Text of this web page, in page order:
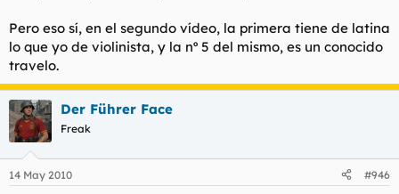
Pero eso sí, en el segundo vídeo, la primera tiene de latina
lo que yo de violinista, y la nº 5 del mismo, es un conocido
travelo.
Der Führer Face
Freak
14 May 2010 #946